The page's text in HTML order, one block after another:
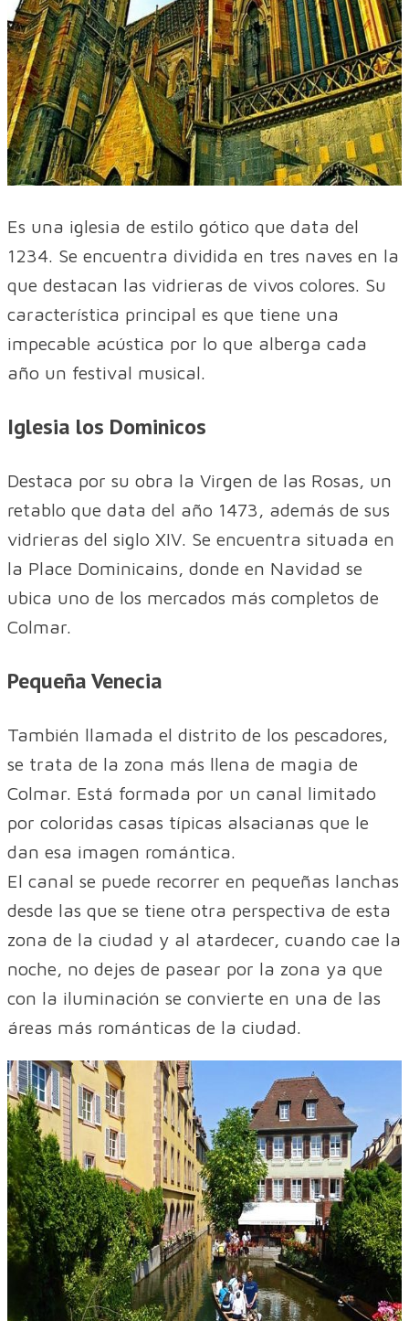
Es una iglesia de estilo gótico que data del
1234. Se encuentra dividida en tres naves en la
que destacan las vidrieras de vivos colores. Su
característica principal es que tiene una
impecable acústica por lo que alberga cada
año un festival musical.
Iglesia los Dominicos
Destaca por su obra la Virgen de las Rosas, un
retablo que data del año 1473, además de sus
vidrieras del siglo XIV. Se encuentra situada en
la Place Dominicains, donde en Navidad se
ubica uno de los mercados más completos de
Colmar.
Pequeña Venecia
También llamada el distrito de los pescadores,
se trata de la zona más llena de magia de
Colmar. Está formada por un canal limitado
por coloridas casas típicas alsacianas que le
dan esa imagen romántica.
El canal se puede recorrer en pequeñas lanchas
desde las que se tiene otra perspectiva de esta
zona de la ciudad y al atardecer, cuando cae la
noche, no dejes de pasear por la zona ya que
con la iluminación se convierte en una de las
áreas más románticas de la ciudad.